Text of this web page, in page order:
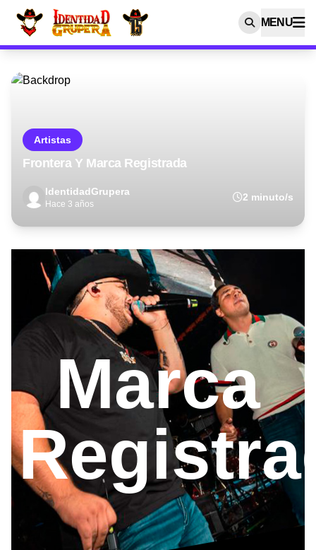
MENU
Artistas
Frontera Y Marca Registrada
IdentidadGrupera
Hace 3 años
2 minuto/s
Marca